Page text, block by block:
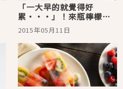
「一大早的就覺得好
累・・・」！來瓶檸檬水
平價又美容效果滿分！
2015年05月11日